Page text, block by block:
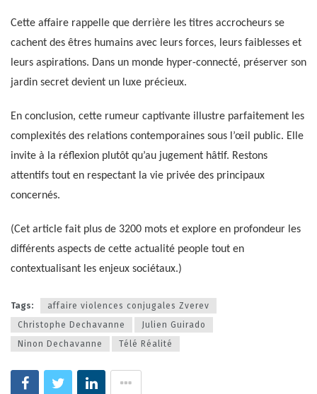
Cette affaire rappelle que derrière les titres accrocheurs se
cachent des êtres humains avec leurs forces, leurs faiblesses et
leurs aspirations. Dans un monde hyper-connecté, préserver son
jardin secret devient un luxe précieux.
En conclusion, cette rumeur captivante illustre parfaitement les
complexités des relations contemporaines sous l’œil public. Elle
invite à la réflexion plutôt qu’au jugement hâtif. Restons
attentifs tout en respectant la vie privée des principaux
concernés.
(Cet article fait plus de 3200 mots et explore en profondeur les
différents aspects de cette actualité people tout en
contextualisant les enjeux sociétaux.)
Tags:
affaire violences conjugales Zverev
Christophe Dechavanne
Julien Guirado
Ninon Dechavanne
Télé Réalité